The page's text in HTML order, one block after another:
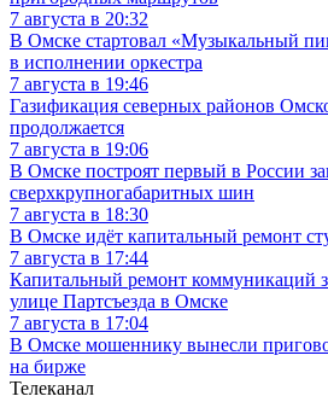
7 августа в 20:32
В Омске стартовал «Музыкальный
в исполнении оркестра
7 августа в 19:46
Газификация северных районов
продолжается
7 августа в 19:06
В Омске построят первый в России
сверхкрупногабаритных шин
7 августа в 18:30
В Омске идёт капитальный ремонт
7 августа в 17:44
Капитальный ремонт коммуникаций
улице Партсъезда в Омске
7 августа в 17:04
В Омске мошеннику вынесли
на бирже
Телеканал